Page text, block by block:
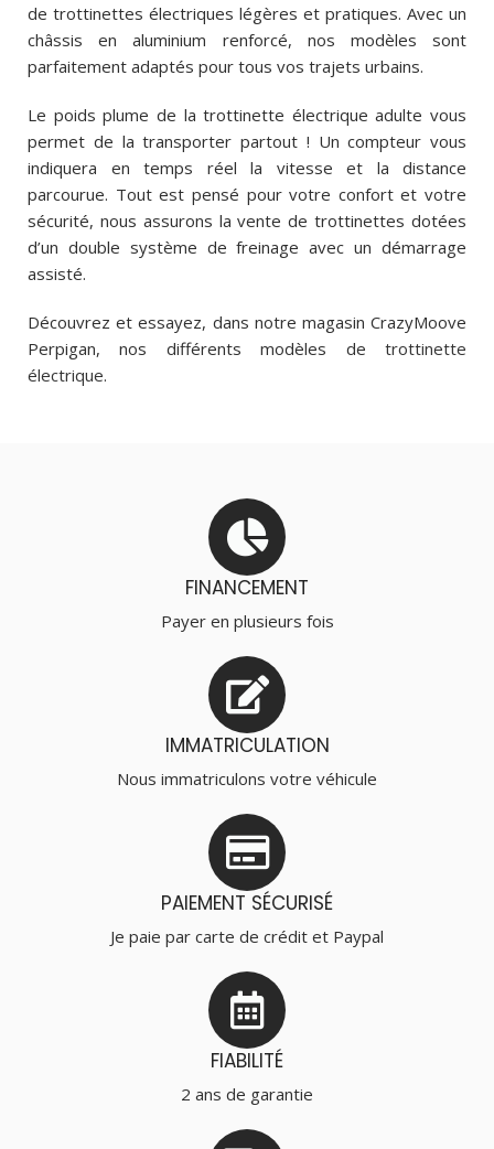
de trottinettes électriques légères et pratiques. Avec un
châssis en aluminium renforcé, nos modèles sont
parfaitement adaptés pour tous vos trajets urbains.
Le poids plume de la trottinette électrique adulte vous
permet de la transporter partout ! Un compteur vous
indiquera en temps réel la vitesse et la distance
parcourue. Tout est pensé pour votre confort et votre
sécurité, nous assurons la vente de trottinettes dotées
d’un double système de freinage avec un démarrage
assisté.
Découvrez et essayez, dans notre magasin CrazyMoove
Perpigan, nos différents modèles de trottinette
électrique.
FINANCEMENT
Payer en plusieurs fois
IMMATRICULATION
Nous immatriculons votre véhicule
PAIEMENT SÉCURISÉ
Je paie par carte de crédit et Paypal
FIABILITÉ
2 ans de garantie